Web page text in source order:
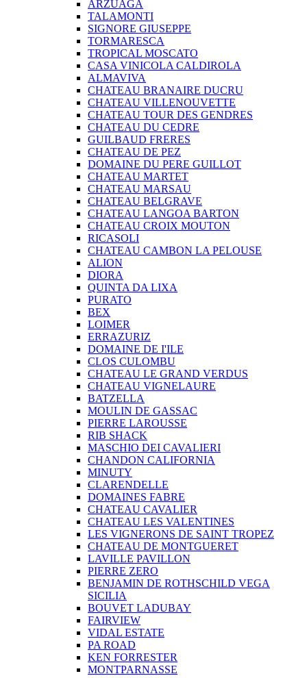
ARZUAGA
TALAMONTI
SIGNORE GIUSEPPE
TORMARESCA
TROPICAL MOSCATO
CASA VINICOLA CALDIROLA
ALMAVIVA
CHATEAU BRANAIRE DUCRU
CHATEAU VILLENOUVETTE
CHATEAU TOUR DES GENDRES
CHATEAU DU CEDRE
GUILBAUD FRERES
CHATEAU DE PEZ
DOMAINE DU PERE GUILLOT
CHATEAU MARTET
CHATEAU MARSAU
CHATEAU BELGRAVE
CHATEAU LANGOA BARTON
CHATEAU CROIX MOUTON
RICASOLI
CHATEAU CAMBON LA PELOUSE
ALION
DIORA
QUINTA DA LIXA
PURATO
BEX
LOIMER
ERRAZURIZ
DOMAINE DE I'ILE
CLOS CULOMBU
CHATEAU LE GRAND VERDUS
CHATEAU VIGNELAURE
BATZELLA
MOULIN DE GASSAC
PIERRE LAROUSSE
RIB SHACK
MASCHIO DEI CAVALIERI
CHANDON CALIFORNIA
MINUTY
CLARENDELLE
DOMAINES FABRE
CHATEAU CAVALIER
CHATEAU LES VALENTINES
LES VIGNERONS DE SAINT TROPEZ
CHATEAU DE MONTGUERET
LAVILLE PAVILLON
PIERRE ZERO
BENJAMIN DE ROTHSCHILD VEGA
SICILIA
BOUVET LADUBAY
FAIRVIEW
VIDAL ESTATE
PA ROAD
KEN FORRESTER
MONTPARNASSE